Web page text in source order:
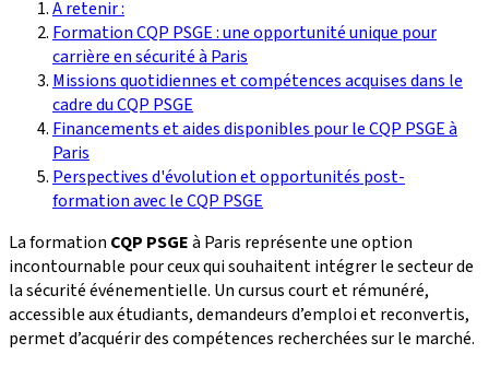
A retenir :
Formation CQP PSGE : une opportunité unique pour
carrière en sécurité à Paris
Missions quotidiennes et compétences acquises dans le
cadre du CQP PSGE
Financements et aides disponibles pour le CQP PSGE à
Paris
Perspectives d'évolution et opportunités post-
formation avec le CQP PSGE
La formation CQP PSGEà Paris représente une option
incontournable pour ceux qui souhaitent intégrer le secteur de
la sécurité événementielle. Un cursus court et rémunéré,
accessible aux étudiants, demandeurs d’emploi et reconvertis,
permet d’acquérir des compétences recherchées sur le marché.